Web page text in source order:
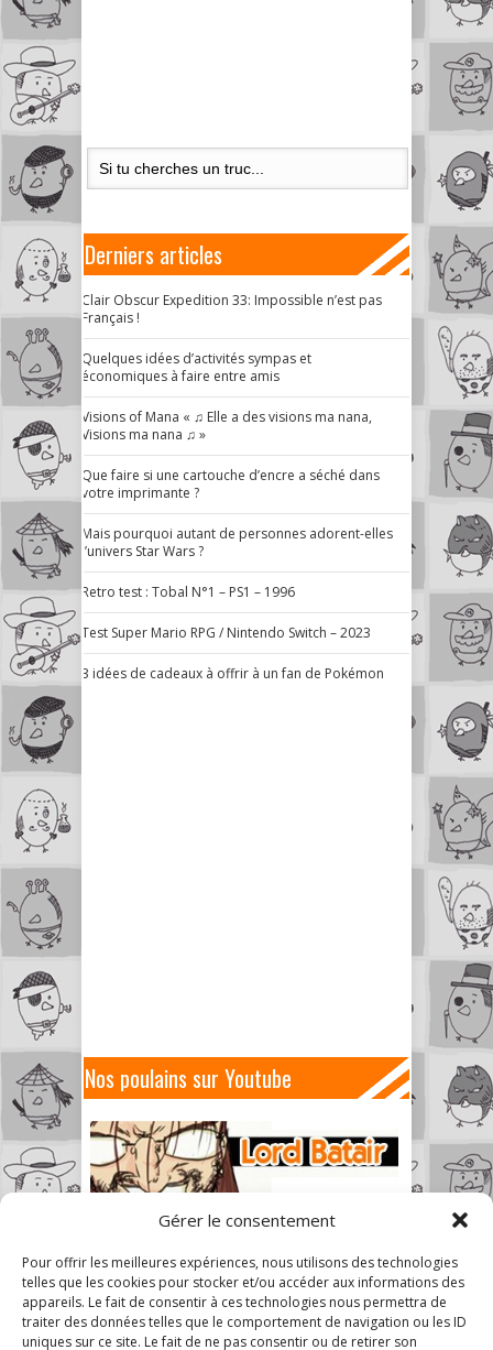
Gérer le consentement
Pour offrir les meilleures expériences, nous utilisons des technologies
telles que les cookies pour stocker et/ou accéder aux informations des
appareils. Le fait de consentir à ces technologies nous permettra de
traiter des données telles que le comportement de navigation ou les ID
uniques sur ce site. Le fait de ne pas consentir ou de retirer son
Derniers articles
Clair Obscur Expedition 33: Impossible n’est pas
Français !
Quelques idées d’activités sympas et
économiques à faire entre amis
Visions of Mana « ♫ Elle a des visions ma nana,
Visions ma nana ♫ »
Que faire si une cartouche d’encre a séché dans
votre imprimante ?
Mais pourquoi autant de personnes adorent-elles
l’univers Star Wars ?
Retro test : Tobal N°1 – PS1 – 1996
Test Super Mario RPG / Nintendo Switch – 2023
3 idées de cadeaux à offrir à un fan de Pokémon
Nos poulains sur Youtube